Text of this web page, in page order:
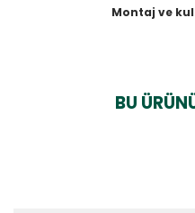
Montaj ve
BU